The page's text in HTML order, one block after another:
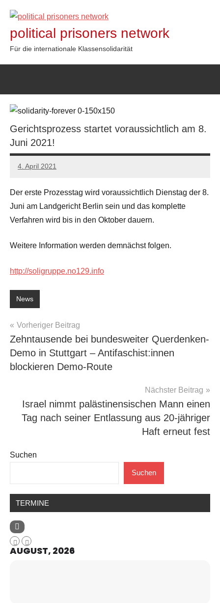
Inhalt
springen
political prisoners network
Für die internationale Klassensolidarität
Gerichtsprozess startet voraussichtlich am 8.
Juni 2021!
4. April 2021
network
Der erste Prozesstag wird voraussichtlich Dienstag der 8.
Juni am Landgericht Berlin sein und das komplette
Verfahren wird bis in den Oktober dauern.
Weitere Information werden demnächst folgen.
http://soligruppe.no129.info
News
Beitragsnavigation
Vorheriger Beitrag
Zehntausende bei bundesweiter Querdenken-
Demo in Stuttgart – Antifaschist:innen
blockieren Demo-Route
Nächster Beitrag
Israel nimmt palästinensischen Mann einen
Tag nach seiner Entlassung aus 20-jähriger
Haft erneut fest
Suchen
Suchen
TERMINE
AUGUST, 2026